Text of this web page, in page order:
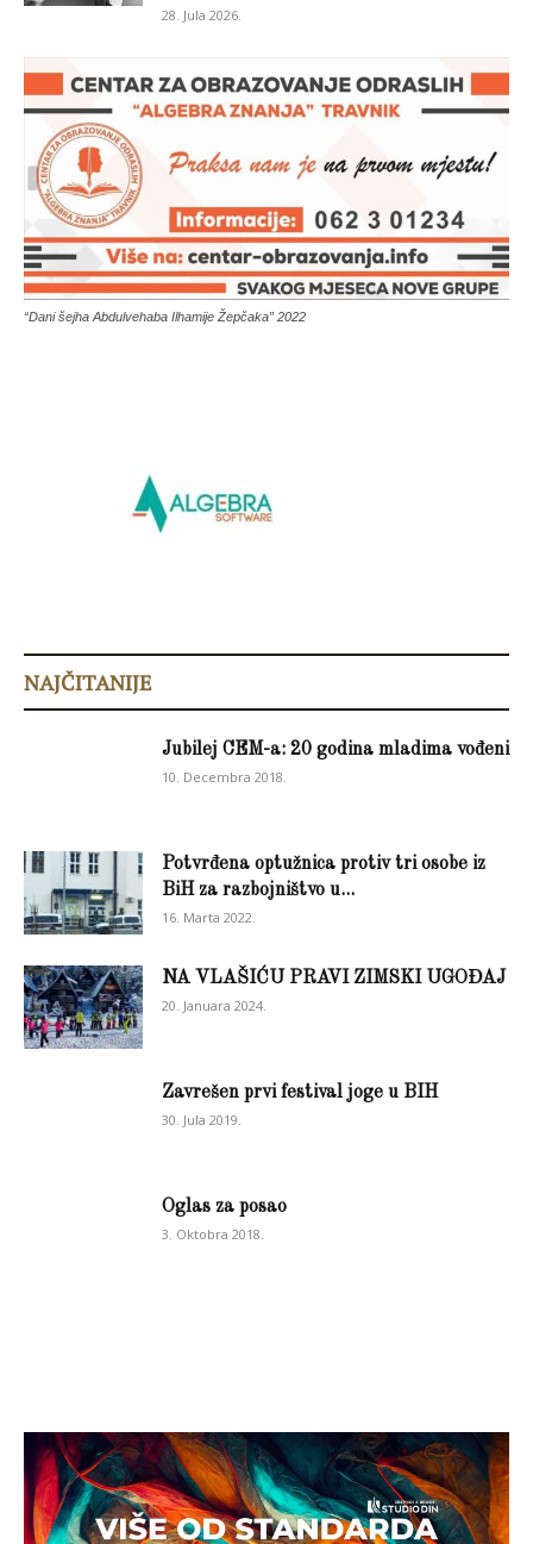
28. Jula 2026.
“Dani šejha Abdulvehaba Ilhamije Žepčaka” 2022
NAJČITANIJE
Jubilej CEM-a: 20 godina mladima vođeni
10. Decembra 2018.
Potvrđena optužnica protiv tri osobe iz
BiH za razbojništvo u...
16. Marta 2022.
NA VLAŠIĆU PRAVI ZIMSKI UGOĐAJ
20. Januara 2024.
Zavrešen prvi festival joge u BIH
30. Jula 2019.
Oglas za posao
3. Oktobra 2018.